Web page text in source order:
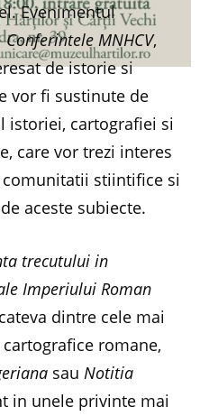
Evenimentul
Conferintele MNHCV,
de istorie si
vor fi sustinute de
istoriei, cartografiei si
care vor trezi interes
stiintifice si
aceste subiecte.
trecutului in
Imperiului Roman
dintre cele mai
romane,
sau Notitia
in unele privinte mai